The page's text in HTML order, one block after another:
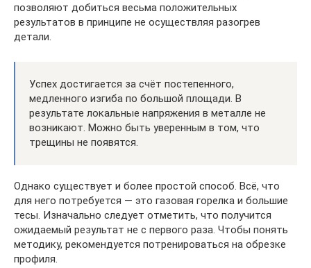
позволяют добиться весьма положительных
результатов в принципе не осуществляя разогрев
детали.
Успех достигается за счёт постепенного,
медленного изгиба по большой площади. В
результате локальные напряжения в металле не
возникают. Можно быть уверенным в том, что
трещины не появятся.
Однако существует и более простой способ. Всё, что
для него потребуется — это газовая горелка и большие
тесы. Изначально следует отметить, что получится
ожидаемый результат не с первого раза. Чтобы понять
методику, рекомендуется потренироваться на обрезке
профиля.